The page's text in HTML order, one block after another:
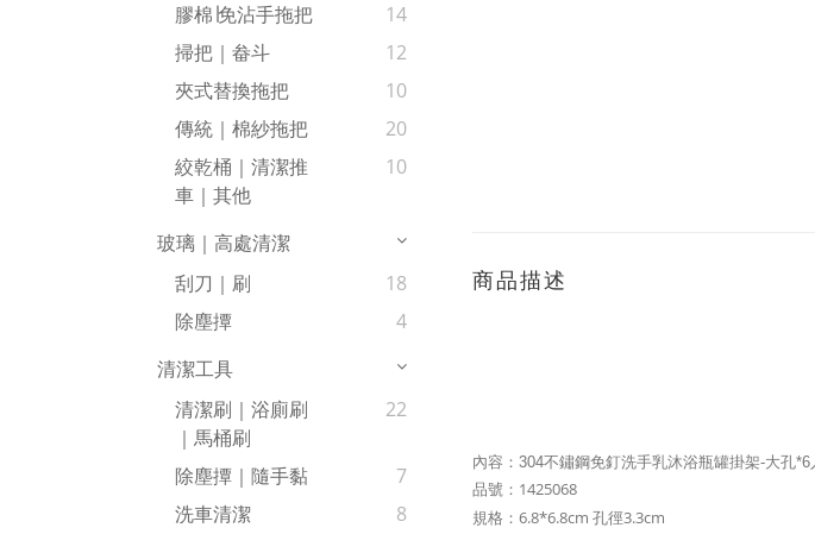
膠棉∣免沾手拖把
14
掃把｜畚斗
12
夾式替換拖把
10
傳統｜棉紗拖把
20
絞乾桶｜清潔推
車｜其他
10
玻璃｜高處清潔
刮刀｜刷
18
除塵撢
4
清潔工具
清潔刷｜浴廁刷
｜馬桶刷
22
除塵撢｜隨手黏
7
洗車清潔
8
商品描述
內容： 304不鏽鋼免釘洗手乳沐浴瓶罐掛架-大孔*6
品號：1425068
規格：6.8*6.8cm 孔徑3.3cm